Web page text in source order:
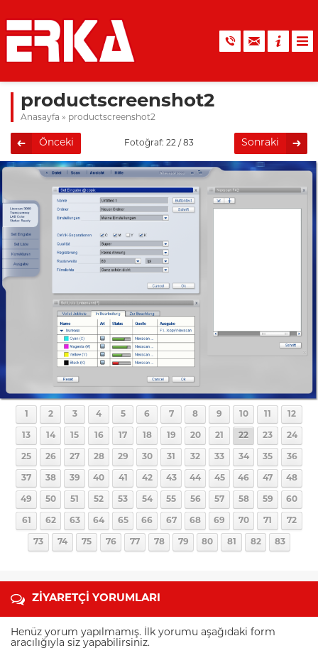
productscreenshot2
Anasayfa » productscreenshot2
Önceki Fotoğraf: 22 / 83 Sonraki
1 2 3 4 5 6 7 8 9 10 11 12
13 14 15 16 17 18 19 20 21 22 23 24
25 26 27 28 29 30 31 32 33 34 35 36
37 38 39 40 41 42 43 44 45 46 47 48
49 50 51 52 53 54 55 56 57 58 59 60
61 62 63 64 65 66 67 68 69 70 71 72
73 74 75 76 77 78 79 80 81 82 83
ZİYARETÇİ YORUMLARI
Henüz yorum yapılmamış. İlk yorumu aşağıdaki form
aracılığıyla siz yapabilirsiniz.